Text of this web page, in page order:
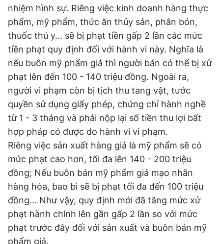
nhiệm hình sự. Riêng việc kinh doanh hàng thực
phẩm, mỹ phẩm, thức ăn thủy sản, phân bón,
thuốc thú y... sẽ bị phạt tiền gấp 2 lần các mức
tiền phạt quy định đối với hành vi này. Nghĩa là
nếu buôn mỹ phẩm giả thì người bán có thể bị xử
phạt lên đến 100 - 140 triệu đồng. Ngoài ra,
người vi phạm còn bị tịch thu tang vật, tước
quyền sử dụng giấy phép, chứng chỉ hành nghề
từ 1 - 3 tháng và phải nộp lại số tiền thu lợi bất
hợp pháp có được do hành vi vi phạm.
Riêng việc sản xuất hàng giả là mỹ phẩm sẽ có
mức phạt cao hơn, tối đa lên 140 - 200 triệu
đồng; Nếu buôn bán mỹ phẩm giả mạo nhãn
hàng hóa, bao bì sẽ bị phạt tối đa đến 100 triệu
đồng... Như vậy, quy định mới đã tăng mức xử
phạt hành chính lên gần gấp 2 lần so với mức
phạt trước đây đối với sản xuất và buôn bán mỹ
phẩm giả.